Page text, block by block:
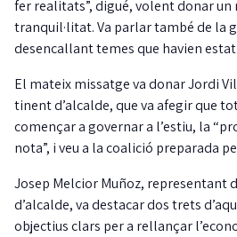
fer realitats”, digué, volent donar
tranquil·litat. Va parlar també de la
desencallant temes que havien
El mateix missatge va donar Jordi
tinent d’alcalde, que va afegir que
començar a governar a l’estiu, la
nota”, i veu a la coalició preparada
Josep Melcior Muñoz, representant
d’alcalde, va destacar dos trets
objectius clars per a rellançar